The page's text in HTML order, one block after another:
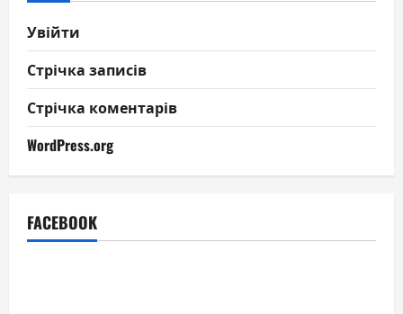
Увійти
Стрічка записів
Стрічка коментарів
WordPress.org
FACEBOOK